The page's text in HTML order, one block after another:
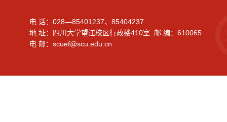
电 话：028—85401237、85404237
地 址：四川大学望江校区行政楼410室 邮 编：610065
电 邮：scuef@scu.edu.cn